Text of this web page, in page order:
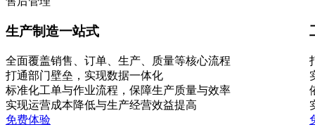
生产制造一站式
全面覆盖销售、订单、生产、质量等核心流程
打通部门壁垒，实现数据一体化
标准化工单与作业流程，保障生产质量与效率
实现运营成本降低与生产经营效益提高
免费体验